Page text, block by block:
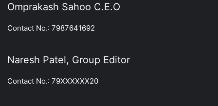
Omprakash Sahoo C.E.O
Contact No.: 7987641692
Naresh Patel, Group Editor
Contact No.: 79XXXXXX20